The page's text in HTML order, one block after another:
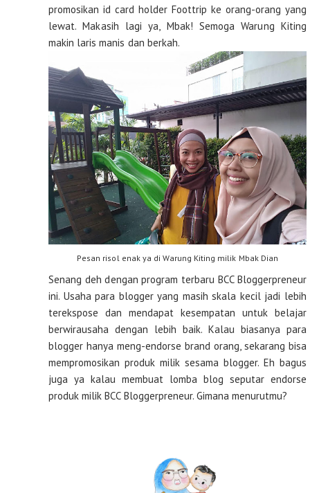
promosikan id card holder Foottrip ke orang-orang yang
lewat. Makasih lagi ya, Mbak! Semoga Warung Kiting
makin laris manis dan berkah.
Pesan risol enak ya di Warung Kiting milik Mbak Dian
Senang deh dengan program terbaru BCC Bloggerpreneur
ini. Usaha para blogger yang masih skala kecil jadi lebih
terekspose dan mendapat kesempatan untuk belajar
berwirausaha dengan lebih baik. Kalau biasanya para
blogger hanya meng-endorse brand orang, sekarang bisa
mempromosikan produk milik sesama blogger. Eh bagus
juga ya kalau membuat lomba blog seputar endorse
produk milik BCC Bloggerpreneur. Gimana menurutmu?